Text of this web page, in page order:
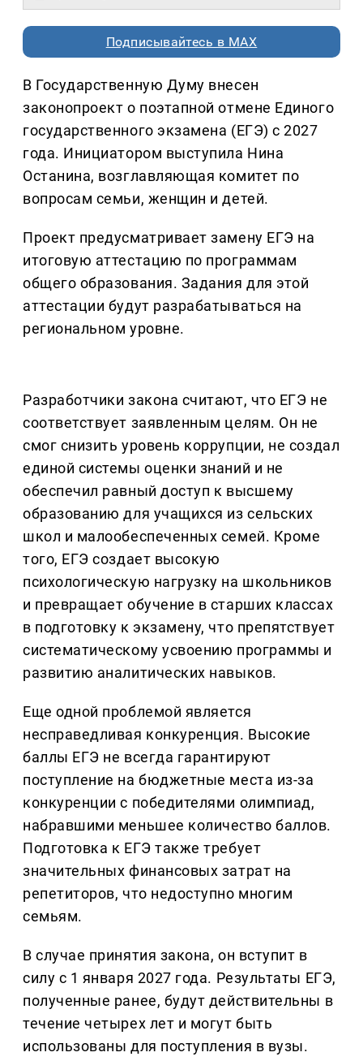
Подписывайтесь в MAX
В Государственную Думу внесен
законопроект о поэтапной отмене Единого
государственного экзамена (ЕГЭ) с 2027
года. Инициатором выступила Нина
Останина, возглавляющая комитет по
вопросам семьи, женщин и детей.
Проект предусматривает замену ЕГЭ на
итоговую аттестацию по программам
общего образования. Задания для этой
аттестации будут разрабатываться на
региональном уровне.
Разработчики закона считают, что ЕГЭ не
соответствует заявленным целям. Он не
смог снизить уровень коррупции, не создал
единой системы оценки знаний и не
обеспечил равный доступ к высшему
образованию для учащихся из сельских
школ и малообеспеченных семей. Кроме
того, ЕГЭ создает высокую
психологическую нагрузку на школьников
и превращает обучение в старших классах
в подготовку к экзамену, что препятствует
систематическому усвоению программы и
развитию аналитических навыков.
Еще одной проблемой является
несправедливая конкуренция. Высокие
баллы ЕГЭ не всегда гарантируют
поступление на бюджетные места из-за
конкуренции с победителями олимпиад,
набравшими меньшее количество баллов.
Подготовка к ЕГЭ также требует
значительных финансовых затрат на
репетиторов, что недоступно многим
семьям.
В случае принятия закона, он вступит в
силу с 1 января 2027 года. Результаты ЕГЭ,
полученные ранее, будут действительны в
течение четырех лет и могут быть
использованы для поступления в вузы.